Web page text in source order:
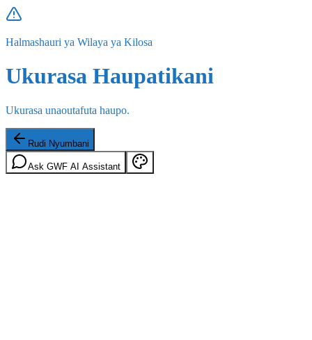
Halmashauri ya Wilaya ya Kilosa
Ukurasa Haupatikani
Ukurasa unaoutafuta haupo.
Rudi Nyumbani
Ask GWF AI Assistant